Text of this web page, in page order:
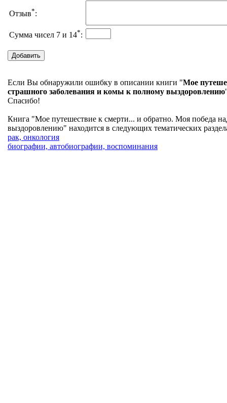
Отзыв*:
Сумма чисел 7 и 14*:
Если Вы обнаружили ошибку в описании книги "Мое
страшного заболевания и комы к полному выздоровлению
Спасибо!
Книга "Мое путешествие к смерти... и обратно. Моя победа
выздоровлению" находится в следующих тематических
рак, онкология
биографии, автобиографии, воспоминания